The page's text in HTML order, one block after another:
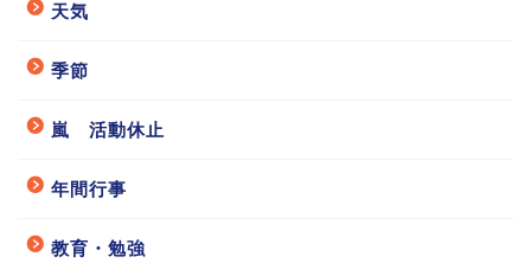
天気
季節
嵐 活動休止
年間行事
教育・勉強